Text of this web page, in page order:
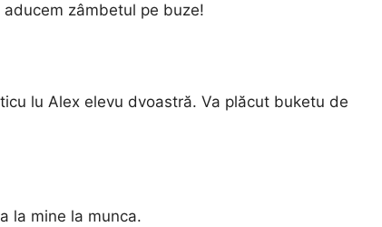
zâmbetul pe buze!
lu Alex elevu dvoastră. Va plăcut buketu de
la mine la munca.